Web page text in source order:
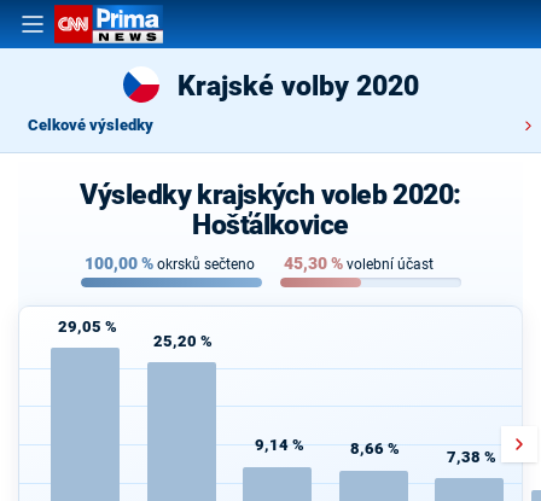
Krajské volby 2020
Celkové výsledky
Výsledky krajských voleb 2020:
Hošťálkovice
100,00% okrsků sečteno 45,30% volební účast
29,05 %
25,20 %
9,14 % 8,66 % 7,38 %